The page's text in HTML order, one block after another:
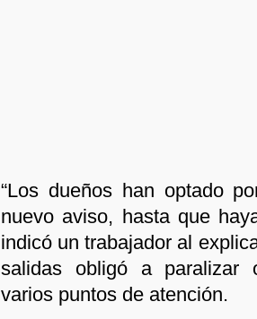
“Los dueños han optado
nuevo aviso, hasta que
indicó un trabajador al
salidas obligó a paralizar
varios puntos de atención.